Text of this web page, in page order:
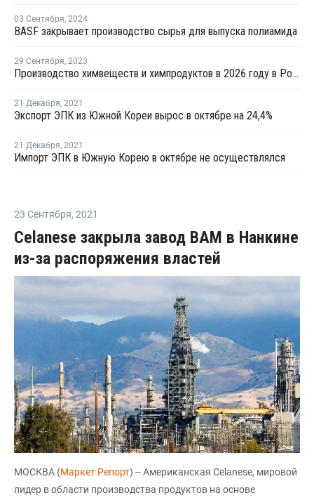
03 Сентября, 2024
BASF закрывает производство сырья для выпуска полиамида
29 Сентября, 2023
Производство химвеществ и химпродуктов в 2026 году в России может вырасти на 15,9%
21 Декабря, 2021
Экспорт ЭПК из Южной Кореи вырос в октябре на 24,4%
21 Декабря, 2021
Импорт ЭПК в Южную Корею в октябре не осуществлялся
23 Сентября, 2021
Celanese закрыла завод ВАМ в Нанкине
из-за распоряжения властей
МОСКВА (Маркет Репорт) -- Американская Celanese, мировой
лидер в области производства продуктов на основе